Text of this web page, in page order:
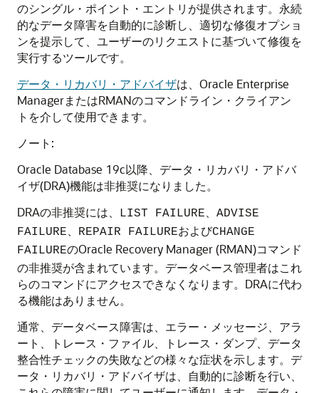
のシングル・ポイント・エントリが提供されます。永続
的なデータ障害を自動的に診断し、適切な修復オプショ
ンを提示して、ユーザーのリクエストに基づいて修復を
実行するツールです。
データ・リカバリ・アドバイザは、Oracle Enterprise
ManagerまたはRMANのコマンドライン・クライアン
トを介して使用できます。
ノート:
Oracle Database 19c以降、データ・リカバリ・アドバ
イザ(DRA)機能は非推奨になりました。
DRAの非推奨には、
LIST FAILURE
ADVISE
FAILURE
REPAIR FAILUREおよびCHANGE
FAILUREのOracle Recovery Manager (RMAN)コマンド
の非推奨が含まれています。データベース管理者はこれ
らのコマンドにアクセスできなくなります。DRAに代わ
る機能はありません。
通常、データベース障害は、エラー・メッセージ、アラ
ート、トレース・ファイル、トレース・ダンプ、データ
整合性チェックの失敗などの様々な症状を示します。デ
ータ・リカバリ・アドバイザは、自動的に診断を行い、